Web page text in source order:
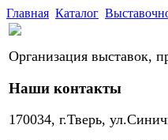
Главная Каталог
Организация выставок,
Наши контакты
170034, г.Тверь,